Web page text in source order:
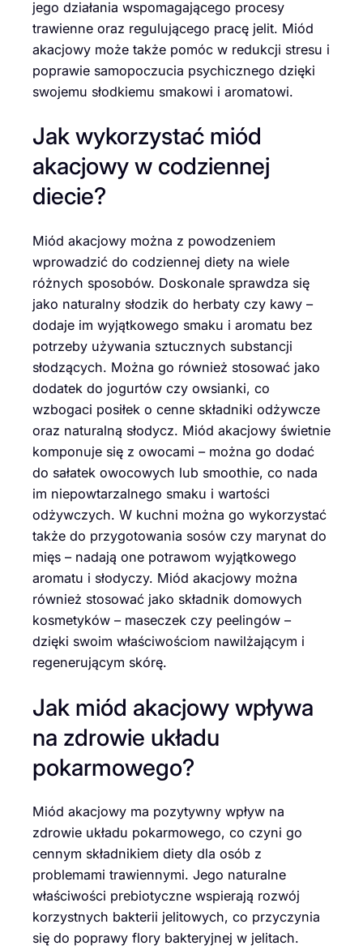
jego działania wspomagającego procesy
trawienne oraz regulującego pracę jelit. Miód
akacjowy może także pomóc w redukcji stresu i
poprawie samopoczucia psychicznego dzięki
swojemu słodkiemu smakowi i aromatowi.
Jak wykorzystać miód
akacjowy w codziennej
diecie?
Miód akacjowy można z powodzeniem
wprowadzić do codziennej diety na wiele
różnych sposobów. Doskonale sprawdza się
jako naturalny słodzik do herbaty czy kawy –
dodaje im wyjątkowego smaku i aromatu bez
potrzeby używania sztucznych substancji
słodzących. Można go również stosować jako
dodatek do jogurtów czy owsianki, co
wzbogaci posiłek o cenne składniki odżywcze
oraz naturalną słodycz. Miód akacjowy świetnie
komponuje się z owocami – można go dodać
do sałatek owocowych lub smoothie, co nada
im niepowtarzalnego smaku i wartości
odżywczych. W kuchni można go wykorzystać
także do przygotowania sosów czy marynat do
mięs – nadają one potrawom wyjątkowego
aromatu i słodyczy. Miód akacjowy można
również stosować jako składnik domowych
kosmetyków – maseczek czy peelingów –
dzięki swoim właściwościom nawilżającym i
regenerującym skórę.
Jak miód akacjowy wpływa
na zdrowie układu
pokarmowego?
Miód akacjowy ma pozytywny wpływ na
zdrowie układu pokarmowego, co czyni go
cennym składnikiem diety dla osób z
problemami trawiennymi. Jego naturalne
właściwości prebiotyczne wspierają rozwój
korzystnych bakterii jelitowych, co przyczynia
się do poprawy flory bakteryjnej w jelitach.